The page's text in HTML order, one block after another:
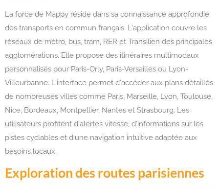
La force de Mappy réside dans sa connaissance approfondie
des transports en commun français. L'application couvre les
réseaux de métro, bus, tram, RER et Transilien des principales
agglomérations. Elle propose des itinéraires multimodaux
personnalisés pour Paris-Orly, Paris-Versailles ou Lyon-
Villeurbanne. L'interface permet d'accéder aux plans détaillés
de nombreuses villes comme Paris, Marseille, Lyon, Toulouse,
Nice, Bordeaux, Montpellier, Nantes et Strasbourg. Les
utilisateurs profitent d'alertes vitesse, d'informations sur les
pistes cyclables et d'une navigation intuitive adaptée aux
besoins locaux.
Exploration des routes parisiennes